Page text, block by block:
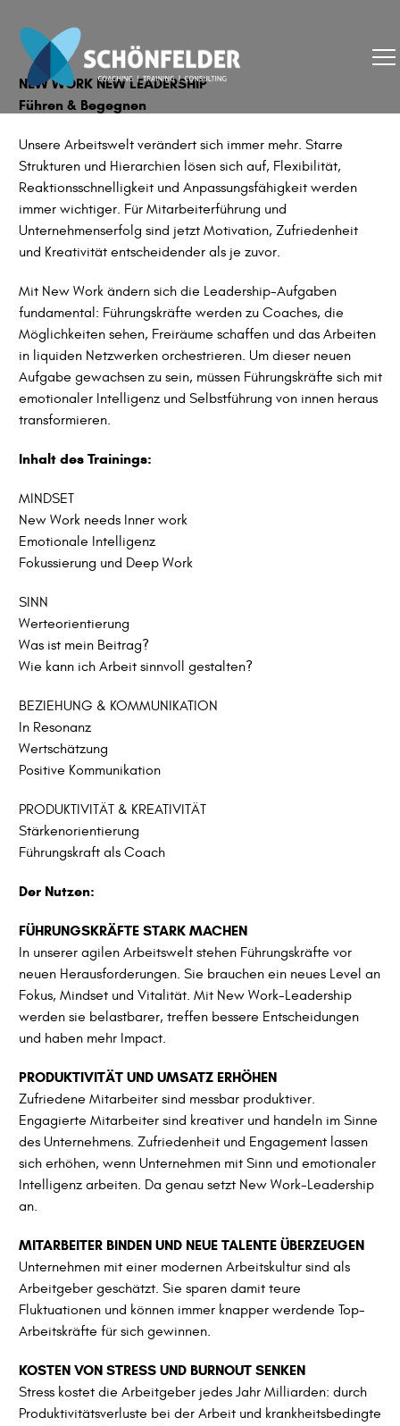
NEW WORK NEW LEADERSHIP
Führen & Begegnen
Unsere Arbeitswelt verändert sich immer mehr. Starre
Strukturen und Hierarchien lösen sich auf, Flexibilität,
Reaktionsschnelligkeit und Anpassungsfähigkeit werden
immer wichtiger. Für Mitarbeiterführung und
Unternehmenserfolg sind jetzt Motivation, Zufriedenheit
und Kreativität entscheidender als je zuvor.
Mit New Work ändern sich die Leadership-Aufgaben
fundamental: Führungskräfte werden zu Coaches, die
Möglichkeiten sehen, Freiräume schaffen und das Arbeiten
in liquiden Netzwerken orchestrieren. Um dieser neuen
Aufgabe gewachsen zu sein, müssen Führungskräfte sich mit
emotionaler Intelligenz und Selbstführung von innen heraus
transformieren.
Inhalt des Trainings:
MINDSET
New Work needs Inner work
Emotionale Intelligenz
Fokussierung und Deep Work
SINN
Werteorientierung
Was ist mein Beitrag?
Wie kann ich Arbeit sinnvoll gestalten?
BEZIEHUNG & KOMMUNIKATION
In Resonanz
Wertschätzung
Positive Kommunikation
PRODUKTIVITÄT & KREATIVITÄT
Stärkenorientierung
Führungskraft als Coach
Der Nutzen:
FÜHRUNGSKRÄFTE STARK MACHEN
In unserer agilen Arbeitswelt stehen Führungskräfte vor
neuen Herausforderungen. Sie brauchen ein neues Level an
Fokus, Mindset und Vitalität. Mit New Work-Leadership
werden sie belastbarer, treffen bessere Entscheidungen
und haben mehr Impact.
PRODUKTIVITÄT UND UMSATZ ERHÖHEN
Zufriedene Mitarbeiter sind messbar produktiver.
Engagierte Mitarbeiter sind kreativer und handeln im Sinne
des Unternehmens. Zufriedenheit und Engagement lassen
sich erhöhen, wenn Unternehmen mit Sinn und emotionaler
Intelligenz arbeiten. Da genau setzt New Work-Leadership
an.
MITARBEITER BINDEN UND NEUE TALENTE ÜBERZEUGEN
Unternehmen mit einer modernen Arbeitskultur sind als
Arbeitgeber geschätzt. Sie sparen damit teure
Fluktuationen und können immer knapper werdende Top-
Arbeitskräfte für sich gewinnen.
KOSTEN VON STRESS UND BURNOUT SENKEN
Stress kostet die Arbeitgeber jedes Jahr Milliarden: durch
Produktivitätsverluste bei der Arbeit und krankheitsbedingte